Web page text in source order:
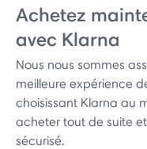
Achetez
avec Klarna
Nous nous sommes
meilleure expérience
choisissant Klarna au
acheter tout de suite
sécurisé.